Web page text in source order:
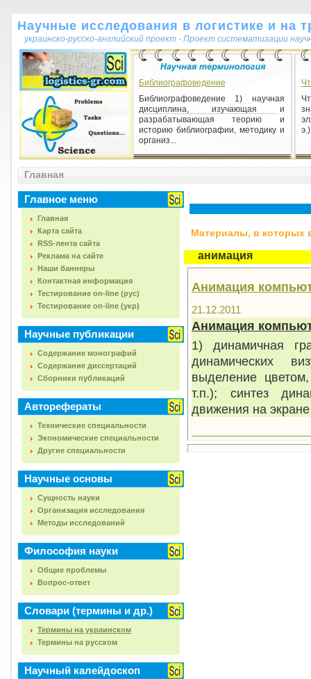
Научные исследования в логистике и на
украинско-русско-английский проект - Проект систематизации
Библиографоведение
Библиографоведение 1) научная
дисциплина, изучающая и
разрабатывающая теорию и
историю библиографии, методику и
организ...
Методология технонаук
методологической рефлексии
способов получения, обоснования,
изложения и проверки знани...
Главная
Главное меню
Главная
Карта сайта
RSS-лента сайта
Реклама на сайте
Наши баннеры
Контактная информация
Тестирование on-line (рус)
Тестирование on-line (укр)
Научные публикации
Содержание монографий
Содержание диссертаций
Сборники публикаций
Авторефераты
Технические специальности
Экономические специальности
Другие специальности
Научные основы
Сущность науки
Организация исследования
Методы исследований
Философия науки
Общие проблемы
Вопрос-ответ
Словари (термины и др.)
Термины на украинском
Термины на русском
Научный калейдоскоп
Материалы, в которых
анимация
Анимация
21.12.2011
Анимация
1) динамичная
динамических
выделение
т.п.); синтез
движения на